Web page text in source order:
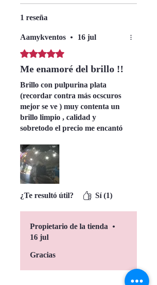
1 reseña
Aamykventos •
16 jul
Obtuvo 5 de 5 estrellas.
Me enamoré del brillo !!
Brillo con pulpurina plata
(recordar contra más ocscuros
mejor se ve ) muy contenta un
brillo limpio , calidad y
sobretodo el precio me encantó
chuche 🤪🩷
¿Te resultó útil? Sí (1)
Propietario de la tienda •
16 jul
Gracias